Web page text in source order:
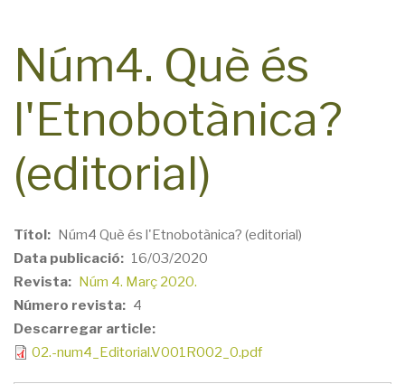
Núm4. Què és
l'Etnobotànica?
(editorial)
Títol
Núm4 Què és l'Etnobotànica? (editorial)
Data publicació
16/03/2020
Revista
Núm 4. Març 2020.
Número revista
4
Descarregar article
02.-num4_Editorial.V001R002_0.pdf